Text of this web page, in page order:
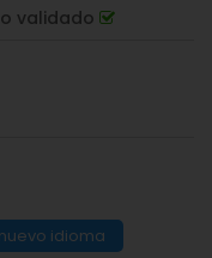
validado
idioma